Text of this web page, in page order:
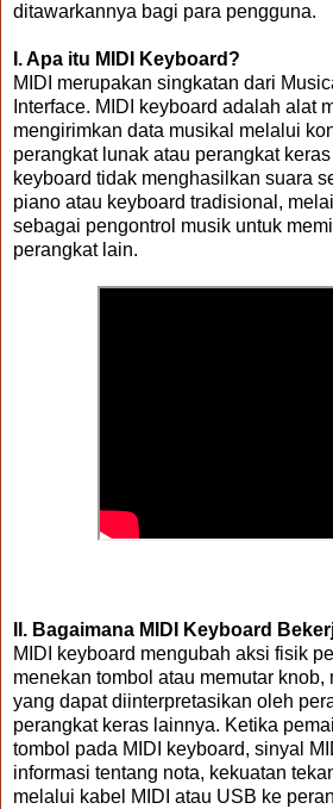
ditawarkannya bagi para pengguna.
I. Apa itu MIDI Keyboard?
MIDI merupakan singkatan dari
Interface. MIDI keyboard adalah alat
mengirimkan data musikal melalui
perangkat lunak atau perangkat keras
keyboard tidak menghasilkan suara
piano atau keyboard tradisional,
sebagai pengontrol musik untuk
perangkat lain.
II. Bagaimana MIDI Keyboard
MIDI keyboard mengubah aksi fisik
menekan tombol atau memutar knob,
yang dapat diinterpretasikan oleh
perangkat keras lainnya. Ketika
tombol pada MIDI keyboard, sinyal
informasi tentang nota, kekuatan
melalui kabel MIDI atau USB ke